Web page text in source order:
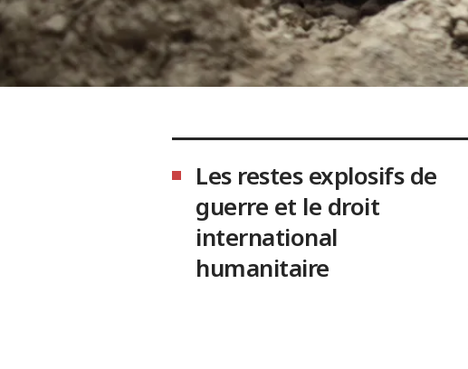
Les restes explosifs de
guerre et le droit
international
humanitaire